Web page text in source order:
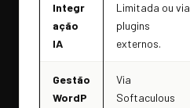
Integr
ação
IA
Limitada ou via
plugins
externos.
Gestão
WordP
Via
Softaculous